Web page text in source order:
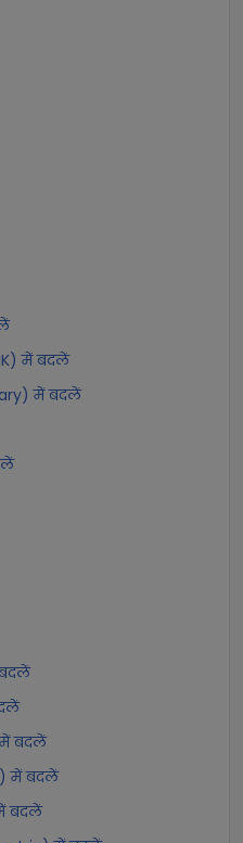
में बदलें
में बदलें
में बदलें
में बदलें
बदलें